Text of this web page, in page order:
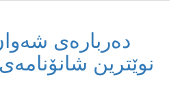
دەربارەی
نوێترین